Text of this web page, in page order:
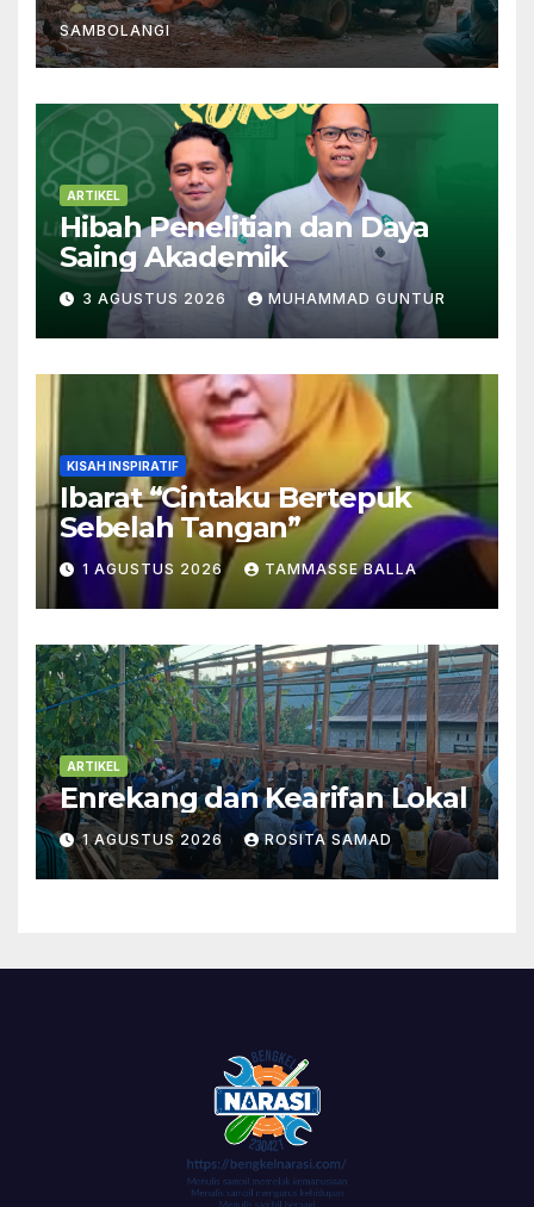
SAMBOLANGI
ARTIKEL
Hibah Penelitian dan Daya
Saing Akademik
3 AGUSTUS 2026 MUHAMMAD GUNTUR
KISAH INSPIRATIF
Ibarat “Cintaku Bertepuk
Sebelah Tangan”
1 AGUSTUS 2026 TAMMASSE BALLA
ARTIKEL
Enrekang dan Kearifan Lokal
1 AGUSTUS 2026 ROSITA SAMAD